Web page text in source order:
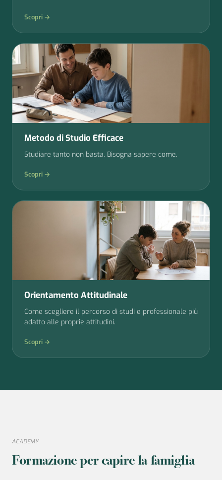
Scopri →
Metodo di Studio Efficace
Studiare tanto non basta. Bisogna sapere come.
Scopri →
Orientamento Attitudinale
Come scegliere il percorso di studi e professionale più
adatto alle proprie attitudini.
Scopri →
ACADEMY
Formazione per capire la famiglia